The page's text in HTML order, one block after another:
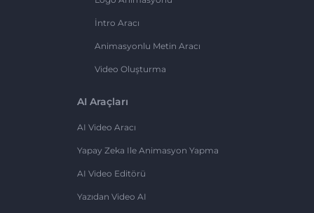
İntro Aracı
Animasyonlu Metin Aracı
Video Oluşturma
AI Araçları
AI Video Aracı
Yapay Zeka Ile Animasyon Yapma
AI Video Editörü
Yazıdan Video AI